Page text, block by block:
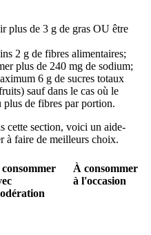
plus de 3 g de gras OU être
2 g de fibres alimentaires;
plus de 240 mg de sodium;
6 g de sucres totaux
sauf dans le cas où le
de fibres par portion.
cette section, voici un aide-
à faire de meilleurs choix.
À consommer
à l'occasion